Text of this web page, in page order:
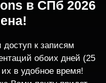
дней (25
придет
одного
m